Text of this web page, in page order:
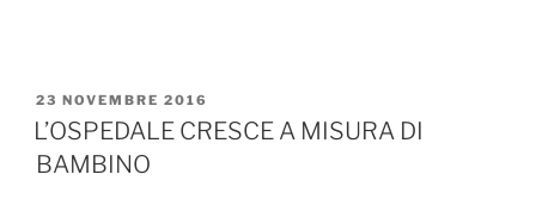
PUBBLICATO
IL
23 NOVEMBRE 2016
L’OSPEDALE CRESCE A MISURA DI
BAMBINO